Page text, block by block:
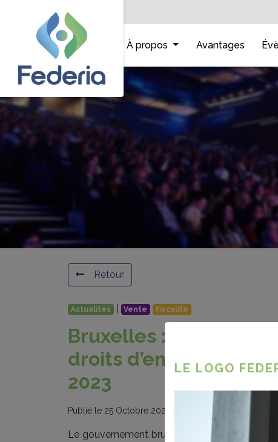
Accueil À propos Avantages
Retour
Actualités | Vente Fiscalité
Bruxelles : Nouveaux
droits
2023
Publié le 25 Octobre 2022
Le gouvernement bruxellois a approuvé le
LE LOGO